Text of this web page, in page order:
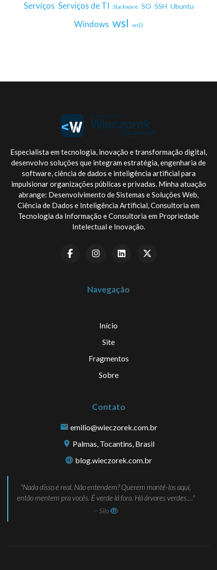
Serviços Serviços de TI Slackware SO SSH Ubuntu
Windows wsl wsl2
Especialista em tecnologia, inovação e transformação digital,
desenvolvo soluções que integram estratégia, engenharia de
software, ciência de dados e inteligência artificial para
impulsionar organizações públicas e privadas. Minha atuação
abrange: Desenvolvimento de Sistemas e Soluções Web,
Ciência de Dados e Inteligência Artificial, Consultoria em
Tecnologia da Informação e Consultoria em Propriedade
Intelectual e Inovação.
Navegação
Início
Site
Fragmentos
Sobre
Contato
emilio@wieczorek.com.br
Palmas, Tocantins, Brasil
blog.wieczorek.com.br
Nada disso é real. Não entendem? Querem mantê-los aqui,
então mentem pra vocês. É verde lá fora. Há árvores verdes.…
— Silo